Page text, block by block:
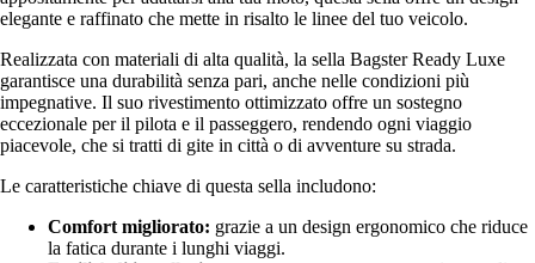
elegante e raffinato che mette in risalto le linee del tuo veicolo.
Realizzata con materiali di alta qualità, la sella Bagster Ready Luxe
garantisce una durabilità senza pari, anche nelle condizioni più
impegnative. Il suo rivestimento ottimizzato offre un sostegno
eccezionale per il pilota e il passeggero, rendendo ogni viaggio
piacevole, che si tratti di gite in città o di avventure su strada.
Le caratteristiche chiave di questa sella includono:
Comfort migliorato: grazie a un design ergonomico che riduce
la fatica durante i lunghi viaggi.